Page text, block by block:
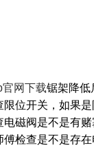
网下载锯架降低
限位开关，如果
电磁阀是不是有
傅检查是不是存